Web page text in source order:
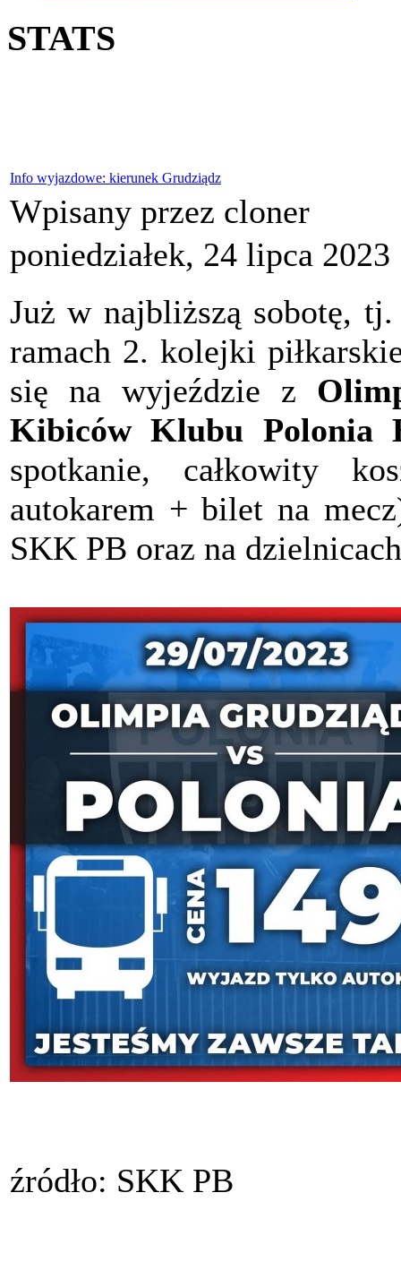
STATS
Info wyjazdowe: kierunek Grudziądz
Wpisany przez cloner
poniedziałek, 24 lipca 2023
Już w najbliższą sobotę,
ramach 2. kolejki
się na wyjeździe z
Kibiców Klubu Polonia
spotkanie, całkowity
autokarem + bilet na
SKK PB oraz na
źródło: SKK PB